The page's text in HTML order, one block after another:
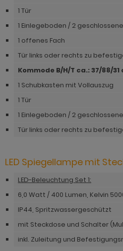
1 Tür
1 Einlegeboden / 2
1 offenes Fach
Tür links oder rechts zu
Kommode B/H/T ca.: 37/88/31
1 Schubkasten mit Vollauszug
1 Tür
1 Einlegeboden / 2
Tür links oder rechts zu
LED Spiegellampe mit
LED-Beleuchtung Set 1:
6,0 Watt / 400 Lumen, Kelvin
IP44, Spritzwassergeschützt
mit Steckdose und Schalter
inkl. Zuleitung und
Ronson
Scandik
Sena
Seyne
Starlet
Stove weiß Pinie
Timber
Tomaso
Vestland
Romina
Ronin Eiche
Ronson
Rooky weiß
Rovola
Scandik
Sentra
Seyne
Stove Old Style hell
Stove weiß Pinie